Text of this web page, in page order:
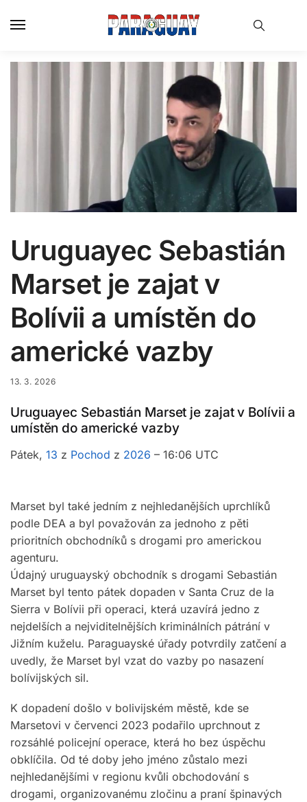
Uruguayec Sebastián
Marset je zajat v
Bolívii a umístěn do
americké vazby
13. 3. 2026
Uruguayec Sebastián Marset je zajat v Bolívii a
umístěn do americké vazby
Pátek, 13 z Pochod z 2026 – 16:06 UTC
Marset byl také jedním z nejhledanějších uprchlíků
podle DEA a byl považován za jednoho z pěti
prioritních obchodníků s drogami pro americkou
agenturu.
Údajný uruguayský obchodník s drogami Sebastián
Marset byl tento pátek dopaden v Santa Cruz de la
Sierra v Bolívii při operaci, která uzavírá jedno z
nejdelších a nejviditelnějších kriminálních pátrání v
Jižním kuželu. Paraguayské úřady potvrdily zatčení a
uvedly, že Marset byl vzat do vazby po nasazení
bolívijských sil.
K dopadení došlo v bolivijském městě, kde se
Marsetovi v červenci 2023 podařilo uprchnout z
rozsáhlé policejní operace, která ho bez úspěchu
obklíčila. Od té doby jeho jméno zůstalo mezi
nejhledanějšími v regionu kvůli obchodování s
drogami, organizovanému zločinu a praní špinavých